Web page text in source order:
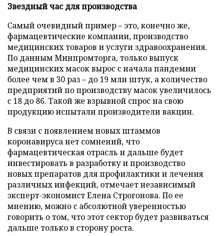
Звездный час для производства
Самый очевидный пример – это, конечно же,
фармацевтические компании, производство
медицинских товаров и услуги здравоохранения.
По данным Минпромторга, только выпуск
медицинских масок вырос с начала пандемии
более чем в 30 раз – до 19 млн штук, а количество
предприятий по производству масок увеличилось
с 18 до 86. Такой же взрывной спрос на свою
продукцию испытали производители вакцин.
В связи с появлением новых штаммов
коронавируса нет сомнений, что
фармацевтическая отрасль и дальше будет
инвестировать в разработку и производство
новых препаратов для профилактики и лечения
различных инфекций, отмечает независимый
эксперт-экономист Елена Строгонова. По ее
мнению, можно с абсолютной уверенностью
говорить о том, что этот сектор будет развиваться
дальше только в сторону роста.